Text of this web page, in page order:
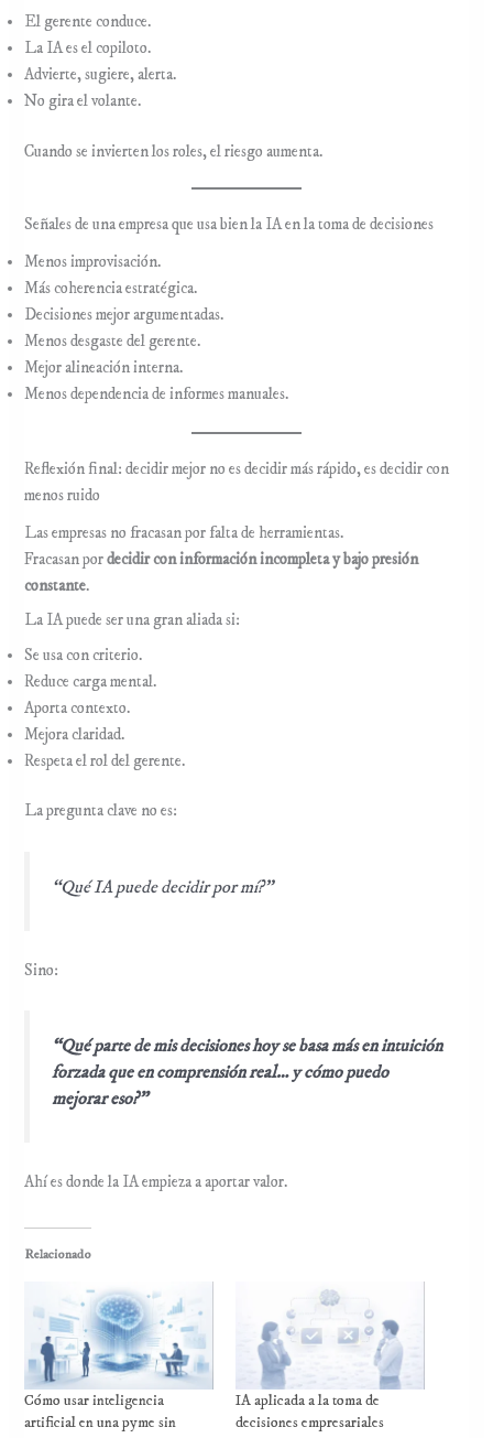
El gerente conduce.
La IA es el copiloto.
Advierte, sugiere, alerta.
No gira el volante.
Cuando se invierten los roles, el riesgo aumenta.
Señales de una empresa que usa bien la IA en la toma de decisiones
Menos improvisación.
Más coherencia estratégica.
Decisiones mejor argumentadas.
Menos desgaste del gerente.
Mejor alineación interna.
Menos dependencia de informes manuales.
Reflexión final: decidir mejor no es decidir más rápido, es decidir con
menos ruido
Las empresas no fracasan por falta de herramientas.
Fracasan pordecidir con información incompleta y bajo presión
constante.
La IA puede ser una gran aliada si:
Se usa con criterio.
Reduce carga mental.
Aporta contexto.
Mejora claridad.
Respeta el rol del gerente.
La pregunta clave no es:
“Qué IA puede decidir por mí?”
Sino:
“Qué parte de mis decisiones hoy se basa más en intuición
forzada que en comprensión real… y cómo puedo
mejorar eso?”
Ahí es donde la IA empieza a aportar valor.
Relacionado
Cómo usar inteligencia
artificial en una pyme sin
IA aplicada a la toma de
decisiones empresariales